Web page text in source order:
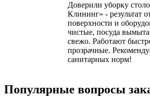
Доверили уборку
Клининг» - результат
поверхности и
чистые, посуда
свежо. Работают
прозрачные.
санитарных норм!
Популярные вопросы